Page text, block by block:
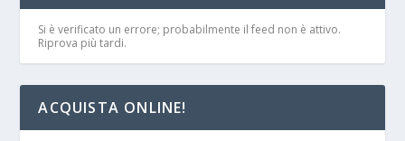
Si è verificato un errore; probabilmente il feed non è attivo.
Riprova più tardi.
ACQUISTA ONLINE!